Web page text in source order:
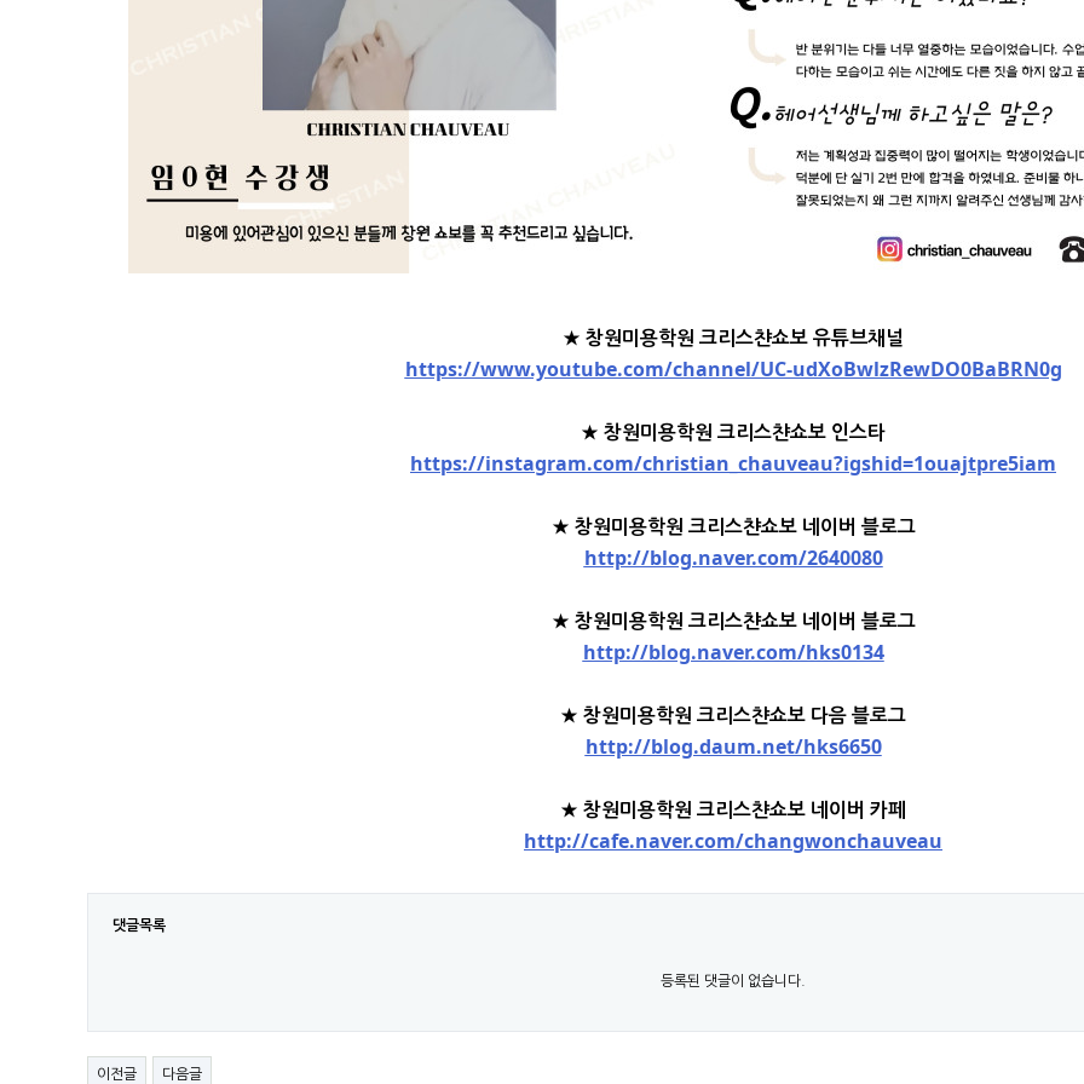
★ 창원미용학원 크리스챤쇼보 유튜브채널
https://www.youtube.com/channel/UC-udXoBwlzRewDO0BaBRN0g
★ 창원미용학원 크리스챤쇼보 인스타
https://instagram.com/christian_chauveau?igshid=1ouajtpre5iam
★ 창원미용학원 크리스챤쇼보 네이버 블로그
http://blog.naver.com/2640080
★ 창원미용학원 크리스챤쇼보 네이버 블로그
http://blog.naver.com/hks0134
★ 창원미용학원 크리스챤쇼보 다음 블로그
http://blog.daum.net/hks6650
★ 창원미용학원 크리스챤쇼보 네이버 카페
http://cafe.naver.com/changwonchauveau
댓글목록
등록된 댓글이 없습니다.
이전글 다음글